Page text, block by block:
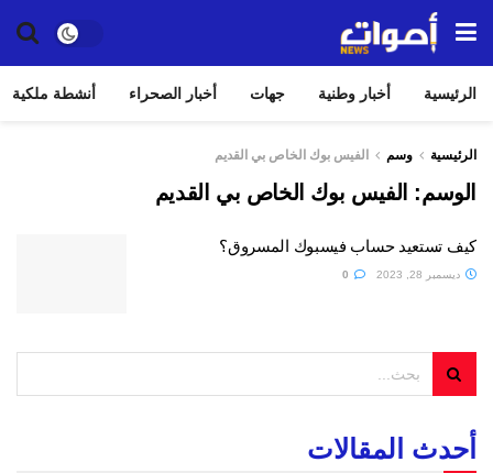
الرئيسية أخبار وطنية جهات أخبار الصحراء أنشطة ملكية
الرئيسية وسم الفيس بوك الخاص بي القديم
الوسم: الفيس بوك الخاص بي القديم
كيف تستعيد حساب فيسبوك المسروق؟
ديسمبر 28, 2023
أحدث المقالات